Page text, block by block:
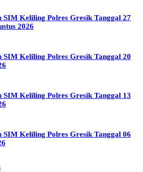
SIM Keliling Polres Gresik Tanggal 27
2026
SIM Keliling Polres Gresik Tanggal 20
SIM Keliling Polres Gresik Tanggal 13
SIM Keliling Polres Gresik Tanggal 06